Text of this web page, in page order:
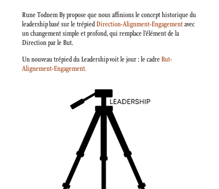
Rune Todnem By propose que nous affinions le concept historique du
leadership basé sur le trépiedDirection-Alignment-Engagementavec
un changement simple et profond, qui remplace l’élément de la
Direction par le But.
Un nouveau trépied du Leadership voit le jour : le cadreBut-
Alignement-Engagement.